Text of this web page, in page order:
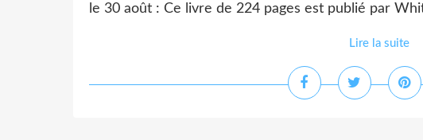
le 30 août : Ce livre de 224 pages est publié par
Lire la suite